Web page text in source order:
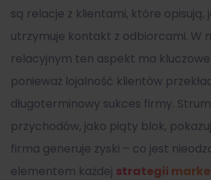
są relacje z klientami, które opisują,
utrzymuje kontakt z odbiorcami. W
relacyjnym ten aspekt ma
ponieważ lojalność klientów
długoterminowy sukces firmy.
przychodów, jako piąty blok,
firma generuje zyski – co jest
elementem każdej strategii